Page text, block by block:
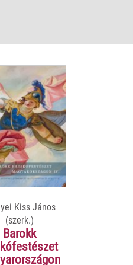
Kiss János
(szerk.)
Barokk